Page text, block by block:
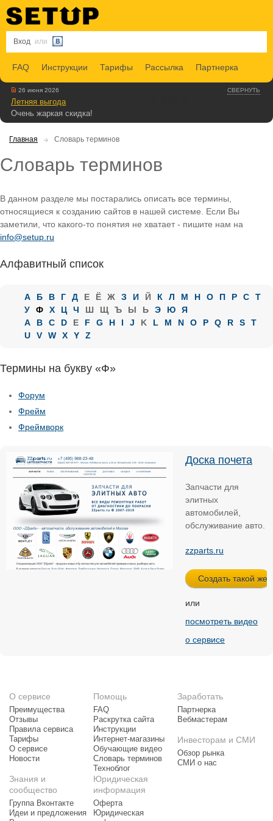
Вход или
FAQ Инструкции Тарифы Рассылка Партнерка
СВЕРНУТЬ
26 июня 2026
Летняя выгода
Очень жаркая скидка!
Главная Словарь терминов
Словарь терминов
В данном разделе мы постарались описать все термины,
относящиеся к созданию сайтов в нашей системе. Если Вы
заметили, что какого-то понятия не хватает - пишите нам на
info@setup.ru
Алфавитный список
А Б В Г Д Е Ё Ж З И Й К Л М Н О П Р С
Т
У
Ф Х Ц Ч Ш Щ Ъ Ы Ь Э Ю
Я
A
B C D E F G H I J K L M N O P Q R S
T
U
V W X Y Z
Термины на букву «Ф»
Форум
Фрейм
Фреймворк
Доска почета
Запчасти для
элитных
автомобилей,
обслуживание авто.
zzparts.ru
или
посмотреть видео
о сервисе
О сервисе
Преимущества
Отзывы
Правила сервиса
Тарифы
О сервисе
Новости
Помощь
FAQ
Раскрутка сайта
Инструкции
Интернет-магазины
Обучающие видео
Словарь терминов
Техноблог
Заработать
Партнерка
Вебмастерам
Инвесторам и СМИ
Обзор рынка
СМИ о нас
Знания и
сообщество
Группа Вконтакте
Идеи и предложения
Юридическая
информация
Оферта
Юридическая